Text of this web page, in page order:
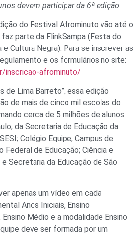
devem participar da 6ª edição
do Festival Afrominuto vão até o
parte da FlinkSampa (Festa do
Cultura Negra). Para se inscrever as
e os formulários no site:
inscricao-afrominuto/
de Lima Barreto”, essa edição
de mais de cinco mil escolas do
cerca de 5 milhões de alunos
da Secretaria de Educação da
Colégio Equipe; Campus de
Federal de Educação; Ciência e
Secretaria da Educação de São
apenas um vídeo em cada
Anos Iniciais, Ensino
Médio e a modalidade Ensino
deve ser formada por um